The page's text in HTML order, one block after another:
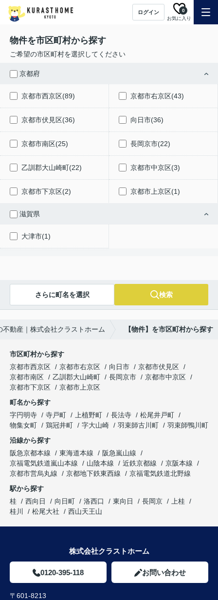
ログイン
お気に入り
0
物件を市区町村から探す
ご希望の市区町村を選択してください
京都府
京都市西京区(89) 京都市右京区(43)
京都市伏見区(36) 向日市(36)
京都市南区(25) 長岡京市(22)
乙訓郡大山崎町(22) 京都市中京区(3)
京都市下京区(2) 京都市上京区(1)
滋賀県
大津市(1)
さらに町名を選択 検索
不動産｜株式会社クラストホーム 【物件】を市区町村から探す
市区町村から探す
京都市西京区
京都市右京区 向日市
京都市伏見区
京都市南区
乙訓郡大山崎町 長岡京市
京都市中京区
京都市下京区
京都市上京区
町名から探す
字円明寺
寺戸町 上植野町 長法寺
松尾井戸町
物集女町
鶏冠井町 字大山崎 羽束師古川町
羽束師鴨川町
沿線から探す
阪急京都本線
東海道本線
阪急嵐山線
京福電気鉄道嵐山本線
山陰本線 近鉄京都線
京阪本線
京都市営烏丸線
京都地下鉄東西線
京福電気鉄道北野線
駅から探す
桂
西向日 向日町 洛西口 東向日 長岡京
上桂
桂川
松尾大社 西山天王山
株式会社クラストホーム
0120-395-118 お問い合わせ
〒601-8213